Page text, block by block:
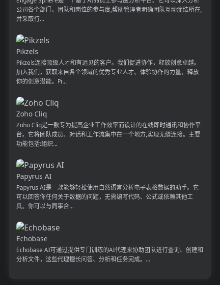
公司各个部门、团队和岗位的参与度,帮助管理者明确团队互动症结所在,
并采取行...
Pikzels
Pikzels连接顶级人才和有远见的客户。我们促进协作，释放创意卓越。
加入我们，获取来自各个领域的优秀专业人才。体验协作的力量，释放
你的创意潜能。Pi...
Zoho Cliq
Zoho Cliq是一款专为提高企业工作效率而设计的在线即时通讯和协作平
台。它将团队成员、对话和工作流集中在一个地方,实现无缝连接。主要
功能包括:组织...
Papyrus AI
Papyrus AI是一款能够轻松使用自然语言分析电子表格数据的助手。它
可以回答你任何关于数据的问题，无需编写代码、公式或依赖其他工
具。你可以与同事合...
Echobase
Echobase AI可通过提供专门训练的AI代理来协助团队进行查询、创建和
分析文件，这些代理擅长问答、分析和任务完成。...